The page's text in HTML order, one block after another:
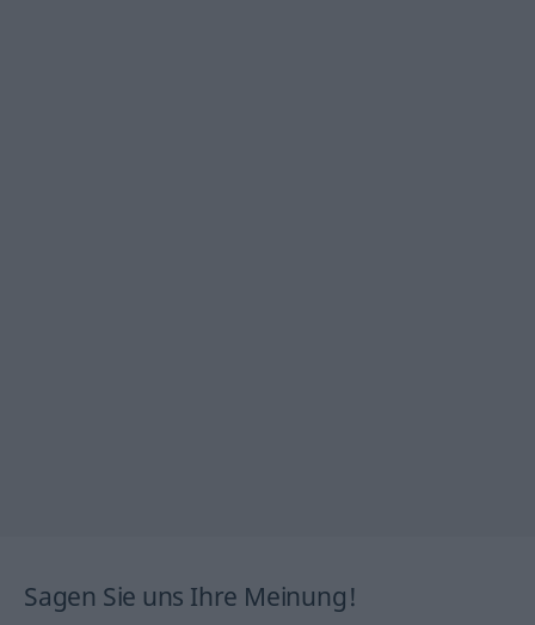
Sagen Sie uns Ihre Meinung!